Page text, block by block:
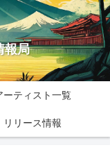
報局
ーティスト一覧
リリース情報